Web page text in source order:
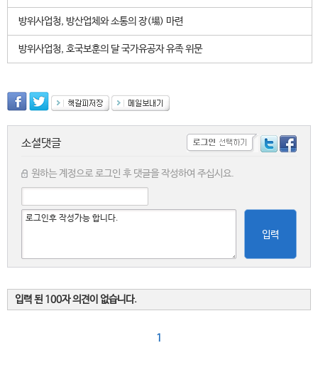
방위사업청, 방산업체와 소통의 장(場) 마련
방위사업청, 호국보훈의 달 국가유공자 유족 위문
소셜댓글
원하는 계정으로 로그인 후 댓글을 작성하여 주십시요.
입력
입력 된 100자 의견이 없습니다.
1